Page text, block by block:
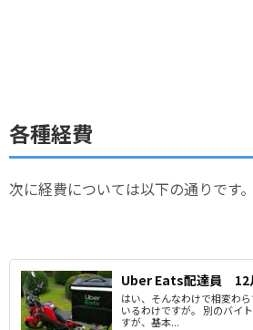
各種経費
次に経費については以下の通りです。
Uber Eats配達員 12
はい、そんなわけで相変わ
いるわけですが。 別のバイ
すが、基本...